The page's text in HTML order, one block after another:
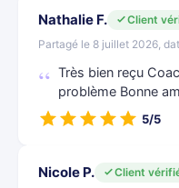
Nathalie F.
Client
Partagé le 8 juillet 2026,
Très bien reçu
problème Bonne
5/5
Nicole P.
Client